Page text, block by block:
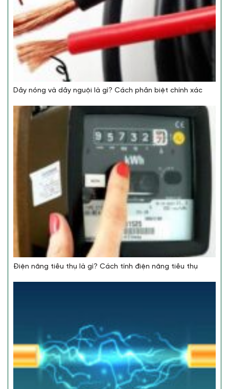
Dây nóng và dây nguội là gì? Cách phân biệt chính xác
Điện năng tiêu thụ là gì? Cách tính điện năng tiêu thụ